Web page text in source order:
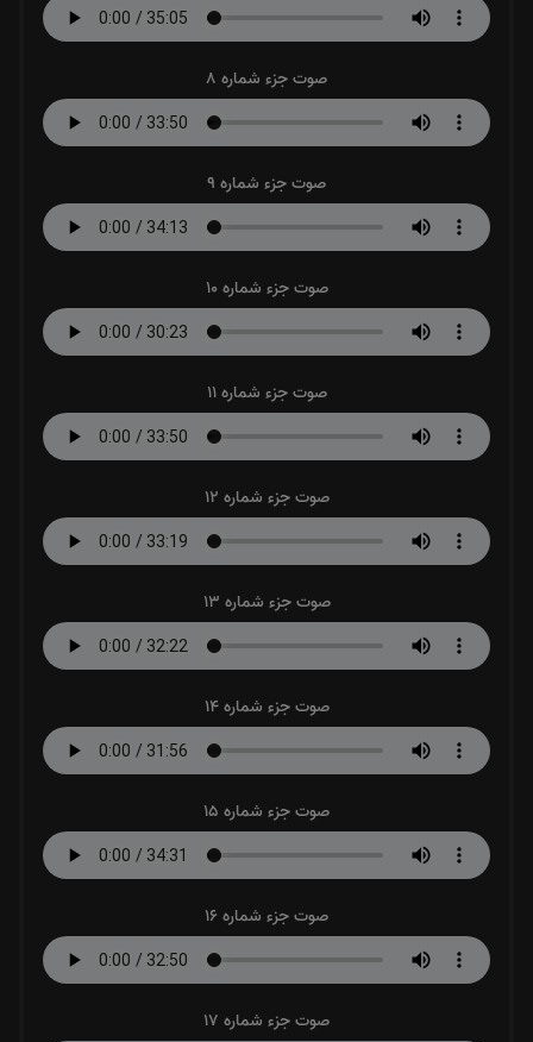
صوت جزء شماره 8
صوت جزء شماره 9
صوت جزء شماره 10
صوت جزء شماره 11
صوت جزء شماره 12
صوت جزء شماره 13
صوت جزء شماره 14
صوت جزء شماره 15
صوت جزء شماره 16
صوت جزء شماره 17